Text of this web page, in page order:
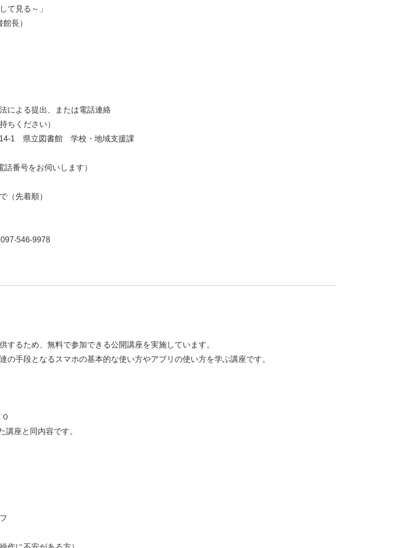
見る～」
長）
よる提出、または電話連絡
ださい）
立図書館 学校・地域支援課
をお伺いします）
先着順）
込先
546-9978
るため、無料で参加できる公開講座を実施しています。
手段となるスマホの基本的な使い方やアプリの使い方を学ぶ講座です。
と同内容です。